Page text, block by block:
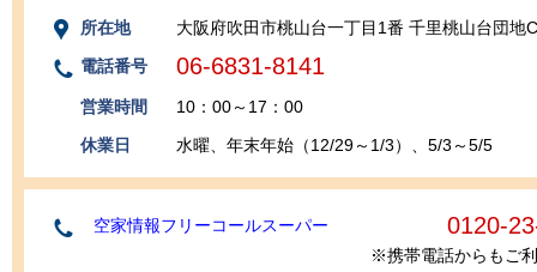
所在地
大阪府吹田市桃山台一丁目1番 千里桃山台団地
電話番号
06-6831-8141
営業時間
10：00～17：00
休業日
水曜、年末年始（12/29～1/3）、5/3～5/5
空家情報フリーコールスーパー 0120-
※携帯電話からもご